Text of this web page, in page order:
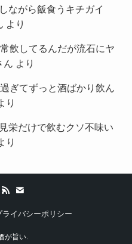
ながら飯食うキチガイ
より
飲してるんだが流石にヤ
ん より
ぎてずっと酒ばかり飲ん
り
栄だけで飲むクソ不味い
り
ライバシーポリシー
が旨い.